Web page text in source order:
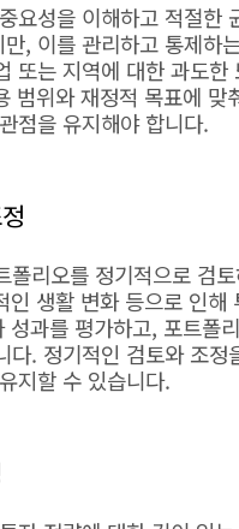
요성을 이해하고 적절한
, 이를 관리하고 통제하
또는 지역에 대한 과도
범위와 재정적 목표에
점을 유지해야 합니다.
리오를 정기적으로 검
생활 변화 등으로 인
과를 평가하고, 포트폴
. 정기적인 검토와 조
지할 수 있습니다.